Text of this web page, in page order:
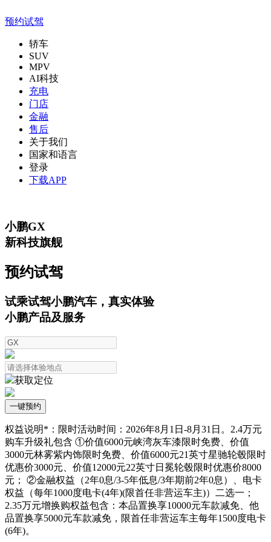
预约试驾
轿车
SUV
MPV
AI科技
充电
门店
金融
售后
关于我们
国家和语言
登录
下载APP
小鹏GX
新科技旗舰
预约试驾
试乘试驾小鹏汽车，真实体验
小鹏产品及服务
获取定位
一键预约
权益说明*：限时活动时间：2026年8月1日-8月31日。2.4万元
购车升级礼包含 ①价值6000元峡湾灰车漆限时免费、价值
3000元林雾紫内饰限时免费、价值6000元21英寸星驰轮毂限时
优惠价3000元、价值12000元22英寸日冕轮毂限时优惠价8000
元； ②金融权益（2年0息/3-5年低息/3年期前2年0息）、电卡
权益（每年1000度电卡(4年)(限首任非营运车主)）二选一；
2.35万元增换购权益包含：本品置换享10000元车款减免、他
品置换享5000元车款减免，限首任非营运车主每年1500度电卡
(6年)。